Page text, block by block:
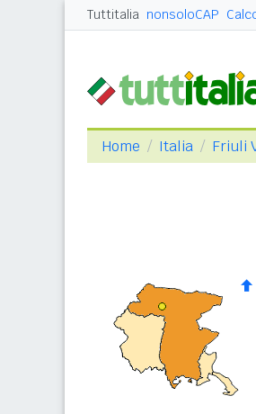
Tuttitalia nonsoloCAP
Home Italia Friuli